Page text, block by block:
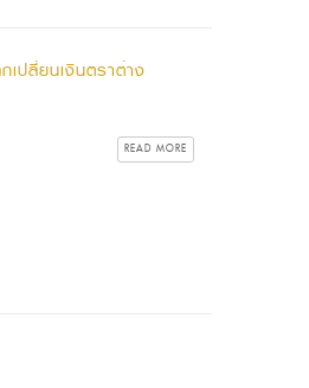
เปลี่ยนเงินตราต่าง
READ MORE